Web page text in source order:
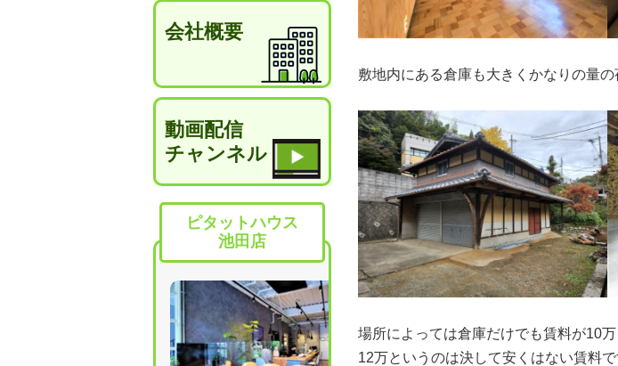
敷地内にある倉庫も大きくかなりの量
場所によっては倉庫だけでも賃料が10
12万というのは決して安くはない賃料
会社概要
動画配信
チャンネル
ピタットハウス
池田店